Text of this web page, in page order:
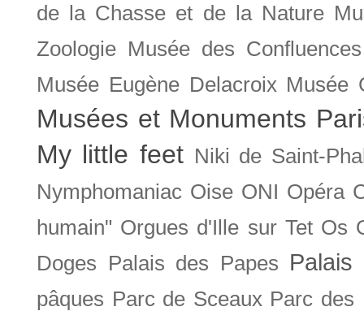
de la Chasse et de la Nature
Zoologie Musée des Confluences
Musée Eugène Delacroix Musée
Musées et Monuments
My little feet Niki de Saint-
Nymphomaniac Oise ONI Opéra
humain" Orgues d'Ille sur Tet Os
Doges
Palais des Papes Palais
pâques Parc de Sceaux Parc des